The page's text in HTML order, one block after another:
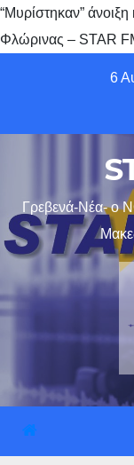
“Μυρίστηκαν”
Φλώρινας – STAR
6
Γρεβενά-Νέα- ο